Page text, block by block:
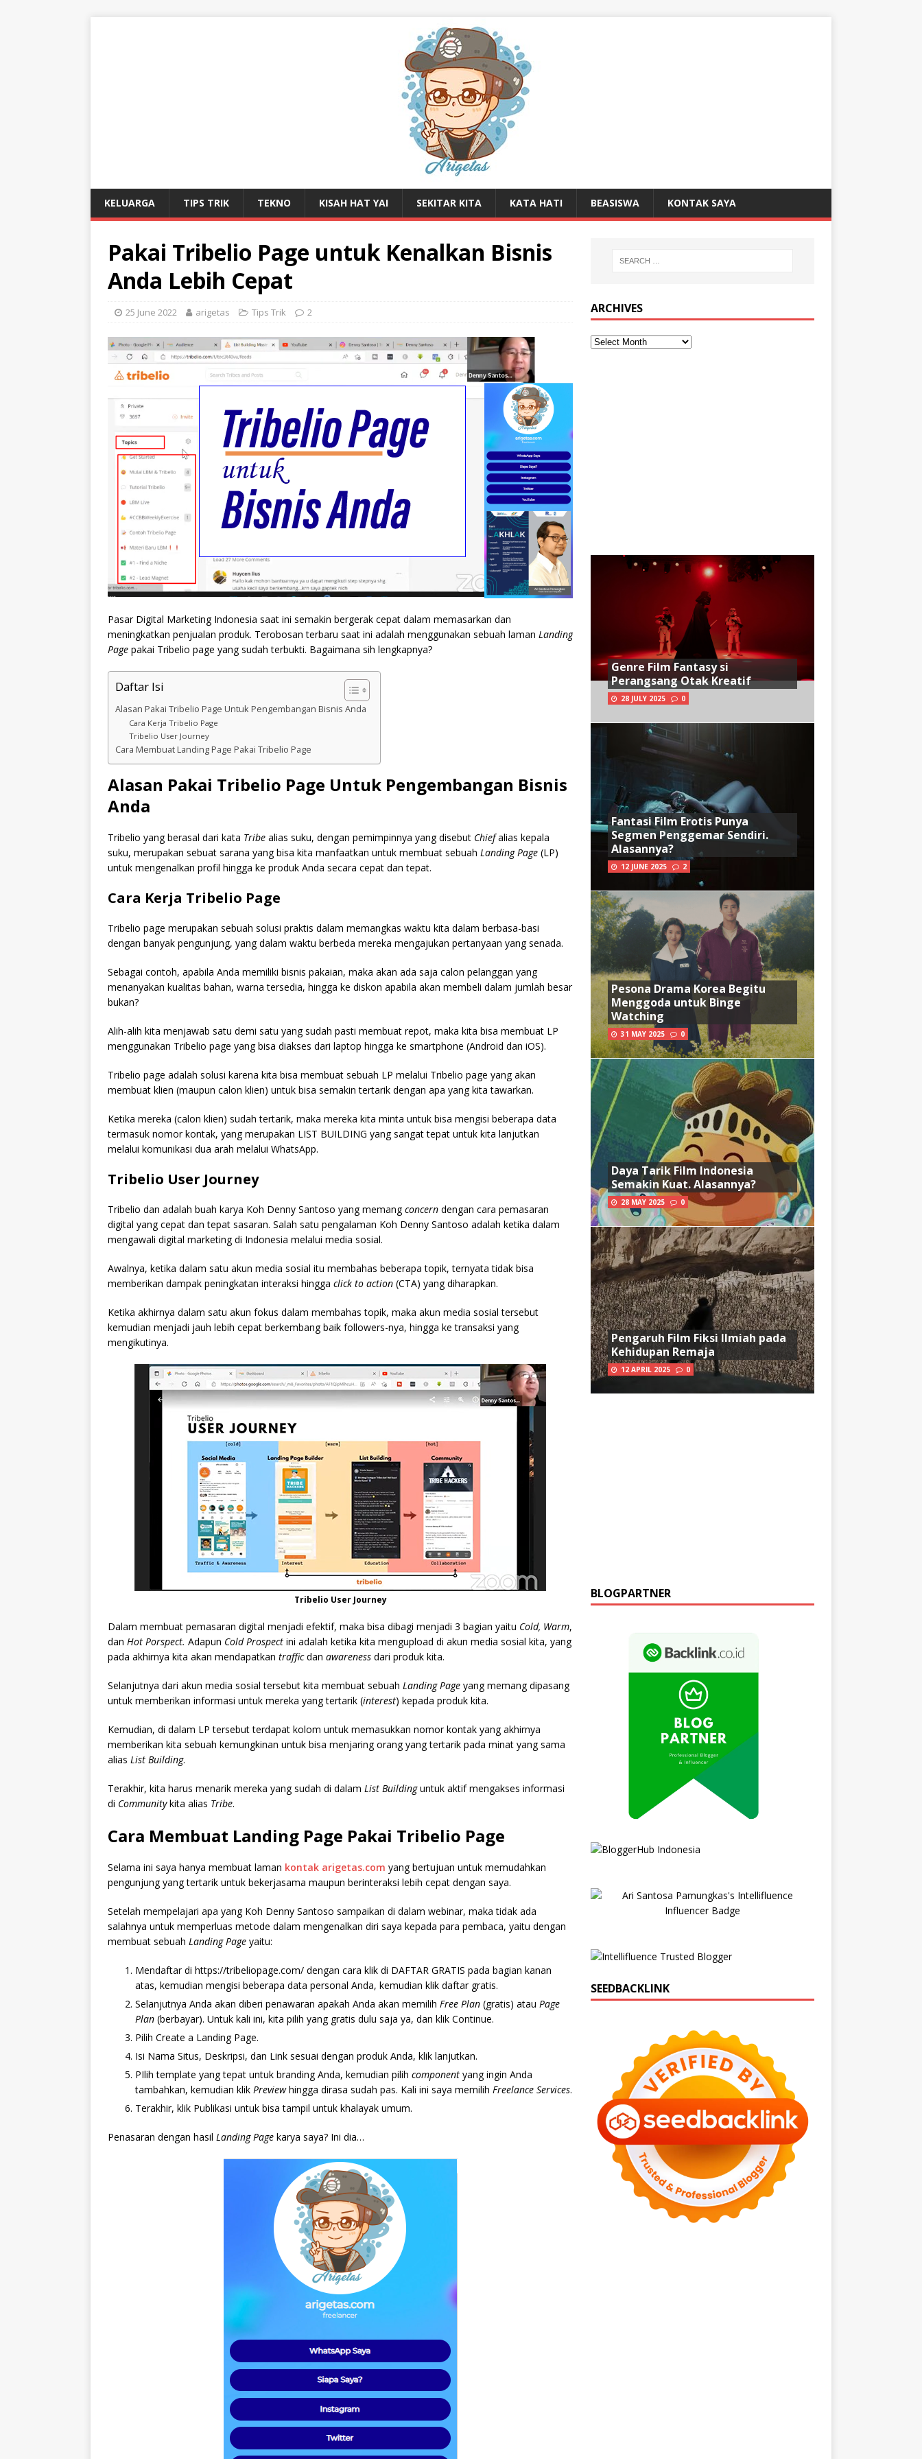
KELUARGA TIPS TRIK TEKNO KISAH HAT YAI SEKITAR KITA KATA HATI BEASISWA KONTAK SAYA
Pakai Tribelio Page untuk Kenalkan Bisnis
Anda Lebih Cepat
25 June 2022 arigetas Tips Trik 2
Pasar Digital Marketing Indonesia saat ini semakin bergerak cepat dalam memasarkan dan
meningkatkan penjualan produk. Terobosan terbaru saat ini adalah menggunakan sebuah laman Landing
Page pakai Tribelio page yang sudah terbukti. Bagaimana sih lengkapnya?
Daftar Isi
Alasan Pakai Tribelio Page Untuk Pengembangan Bisnis Anda
Cara Kerja Tribelio Page
Tribelio User Journey
Cara Membuat Landing Page Pakai Tribelio Page
Alasan Pakai Tribelio Page Untuk Pengembangan Bisnis
Anda
Tribelio yang berasal dari kata Tribe alias suku, dengan pemimpinnya yang disebut Chiefalias kepala
suku, merupakan sebuat sarana yang bisa kita manfaatkan untuk membuat sebuah Landing Page (LP)
untuk mengenalkan profil hingga ke produk Anda secara cepat dan tepat.
Cara Kerja Tribelio Page
Tribelio page merupakan sebuah solusi praktis dalam memangkas waktu kita dalam berbasa-basi
dengan banyak pengunjung, yang dalam waktu berbeda mereka mengajukan pertanyaan yang senada.
Sebagai contoh, apabila Anda memiliki bisnis pakaian, maka akan ada saja calon pelanggan yang
menanyakan kualitas bahan, warna tersedia, hingga ke diskon apabila akan membeli dalam jumlah besar
bukan?
Alih-alih kita menjawab satu demi satu yang sudah pasti membuat repot, maka kita bisa membuat LP
menggunakan Tribelio page yang bisa diakses dari laptop hingga ke smartphone (Android dan iOS).
Tribelio page adalah solusi karena kita bisa membuat sebuah LP melalui Tribelio page yang akan
membuat klien (maupun calon klien) untuk bisa semakin tertarik dengan apa yang kita tawarkan.
Ketika mereka (calon klien) sudah tertarik, maka mereka kita minta untuk bisa mengisi beberapa data
termasuk nomor kontak, yang merupakan LIST BUILDING yang sangat tepat untuk kita lanjutkan
melalui komunikasi dua arah melalui WhatsApp.
Tribelio User Journey
Tribelio dan adalah buah karya Koh Denny Santoso yang memangconcern dengan cara pemasaran
digital yang cepat dan tepat sasaran. Salah satu pengalaman Koh Denny Santoso adalah ketika dalam
mengawali digital marketing di Indonesia melalui media sosial.
Awalnya, ketika dalam satu akun media sosial itu membahas beberapa topik, ternyata tidak bisa
memberikan dampak peningkatan interaksi hingga click to action (CTA) yang diharapkan.
Ketika akhirnya dalam satu akun fokus dalam membahas topik, maka akun media sosial tersebut
kemudian menjadi jauh lebih cepat berkembang baik followers-nya, hingga ke transaksi yang
mengikutinya.
Tribelio User Journey
Dalam membuat pemasaran digital menjadi efektif, maka bisa dibagi menjadi 3 bagian yaitu Cold, Warm,
dan Hot Porspect. Adapun Cold Prospect ini adalah ketika kita mengupload di akun media sosial kita, yang
pada akhirnya kita akan mendapatkan trafficdan awareness dari produk kita.
Selanjutnya dari akun media sosial tersebut kita membuat sebuah Landing Page yang memang dipasang
untuk memberikan informasi untuk mereka yang tertarik (interest) kepada produk kita.
Kemudian, di dalam LP tersebut terdapat kolom untuk memasukkan nomor kontak yang akhirnya
memberikan kita sebuah kemungkinan untuk bisa menjaring orang yang tertarik pada minat yang sama
alias List Building.
Terakhir, kita harus menarik mereka yang sudah di dalam List Buildinguntuk aktif mengakses informasi
di Communitykita alias Tribe.
Cara Membuat Landing Page Pakai Tribelio Page
Selama ini saya hanya membuat laman kontak arigetas.com yang bertujuan untuk memudahkan
pengunjung yang tertarik untuk bekerjasama maupun berinteraksi lebih cepat dengan saya.
Setelah mempelajari apa yang Koh Denny Santoso sampaikan di dalam webinar, maka tidak ada
salahnya untuk memperluas metode dalam mengenalkan diri saya kepada para pembaca, yaitu dengan
membuat sebuah Landing Page yaitu:
Mendaftar di https://tribeliopage.com/ dengan cara klik di DAFTAR GRATIS pada bagian kanan
atas, kemudian mengisi beberapa data personal Anda, kemudian klik daftar gratis.
Selanjutnya Anda akan diberi penawaran apakah Anda akan memilih Free Plan (gratis) atau Page
Plan (berbayar). Untuk kali ini, kita pilih yang gratis dulu saja ya, dan klik Continue.
Pilih Create a Landing Page.
Isi Nama Situs, Deskripsi, dan Link sesuai dengan produk Anda, klik lanjutkan.
PIlih template yang tepat untuk branding Anda, kemudian pilih component yang ingin Anda
tambahkan, kemudian klik Previewhingga dirasa sudah pas. Kali ini saya memilih Freelance Services.
Terakhir, klik Publikasi untuk bisa tampil untuk khalayak umum.
Penasaran dengan hasil Landing Page karya saya? Ini dia…
ARCHIVES
Genre Film Fantasy si
Perangsang Otak Kreatif
28 JULY 2025 0
Fantasi Film Erotis Punya
Segmen Penggemar Sendiri.
Alasannya?
12 JUNE 2025 2
Pesona Drama Korea Begitu
Menggoda untuk Binge
Watching
31 MAY 2025 0
Daya Tarik Film Indonesia
Semakin Kuat. Alasannya?
28 MAY 2025 0
Pengaruh Film Fiksi Ilmiah pada
Kehidupan Remaja
12 APRIL 2025 0
BLOGPARTNER
SEEDBACKLINK